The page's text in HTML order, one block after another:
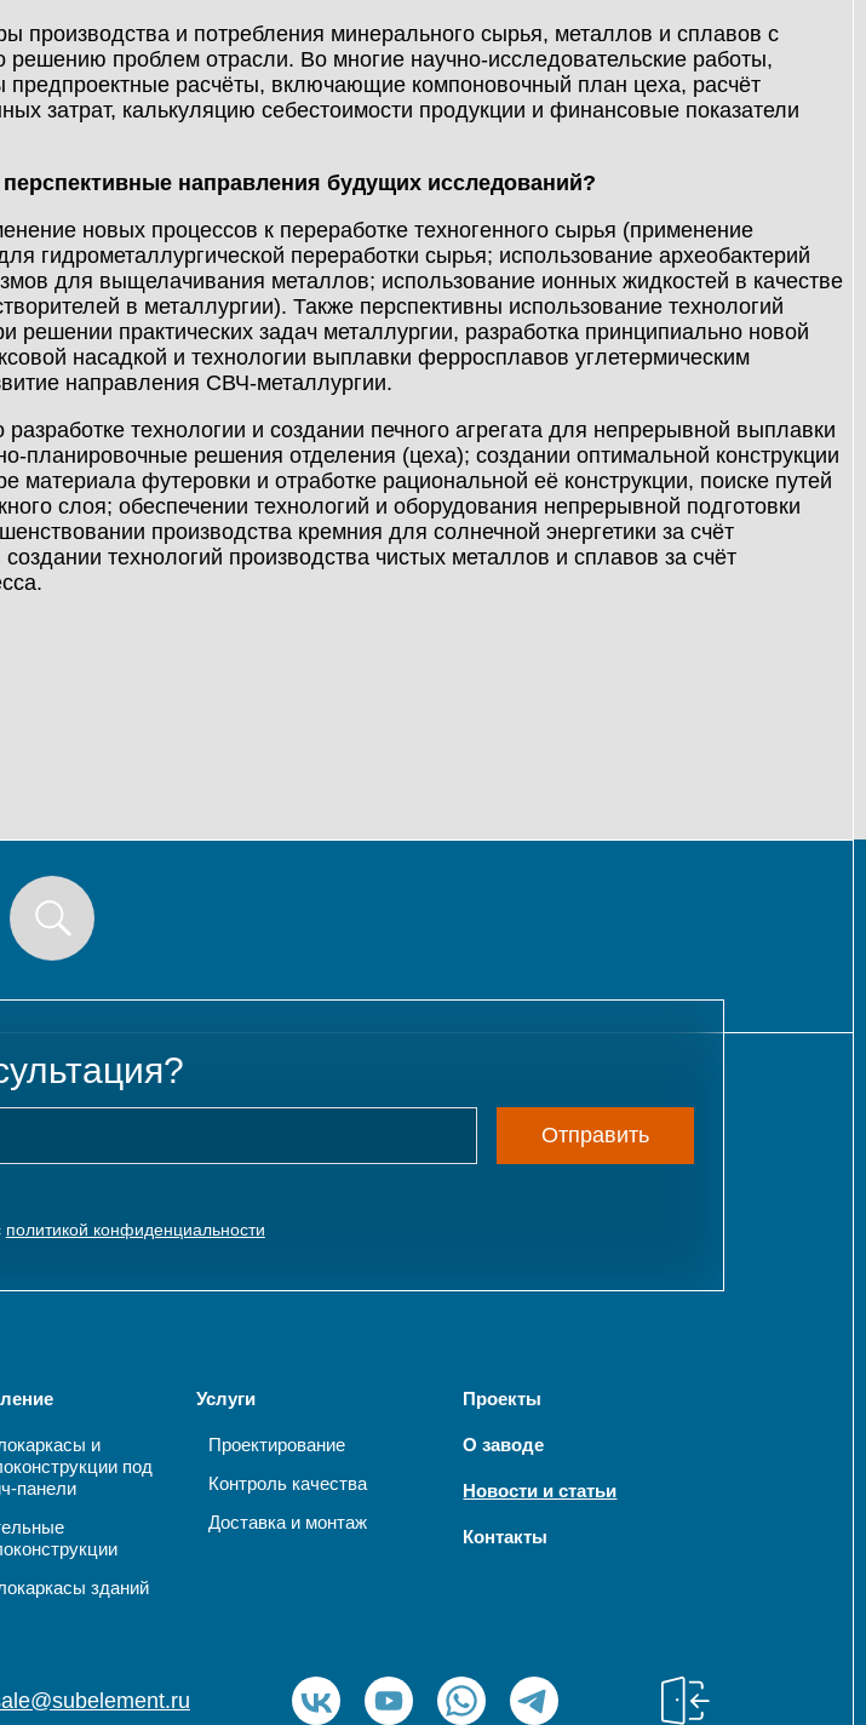
производства и потребления минерального сырья, металлов и сплавов с
решению проблем отрасли. Во многие научно-исследовательские работы,
расчёты, включающие компоновочный план цеха, расчёт
затрат, калькуляцию себестоимости продукции и финансовые показатели
направления будущих исследований?
новых процессов к переработке техногенного сырья (применение
гидрометаллургической переработки сырья; использование археобактерий
для выщелачивания металлов; использование ионных жидкостей в качестве
в металлургии). Также перспективны использование технологий
решении практических задач металлургии, разработка принципиально новой
насадкой и технологии выплавки ферросплавов углетермическим
направления СВЧ-металлургии.
технологии и создании печного агрегата для непрерывной выплавки
планировочные решения отделения (цеха); создании оптимальной конструкции
материала футеровки и отработке рациональной её конструкции, поиске путей
слоя; обеспечении технологий и оборудования непрерывной подготовки
производства кремния для солнечной энергетики за счёт
технологий производства чистых металлов и сплавов за счёт
Отправить
политикой конфиденциальности
и
под
панели
зданий
Услуги
Проектирование
Контроль качества
Доставка и монтаж
Проекты
О заводе
Новости и статьи
Контакты